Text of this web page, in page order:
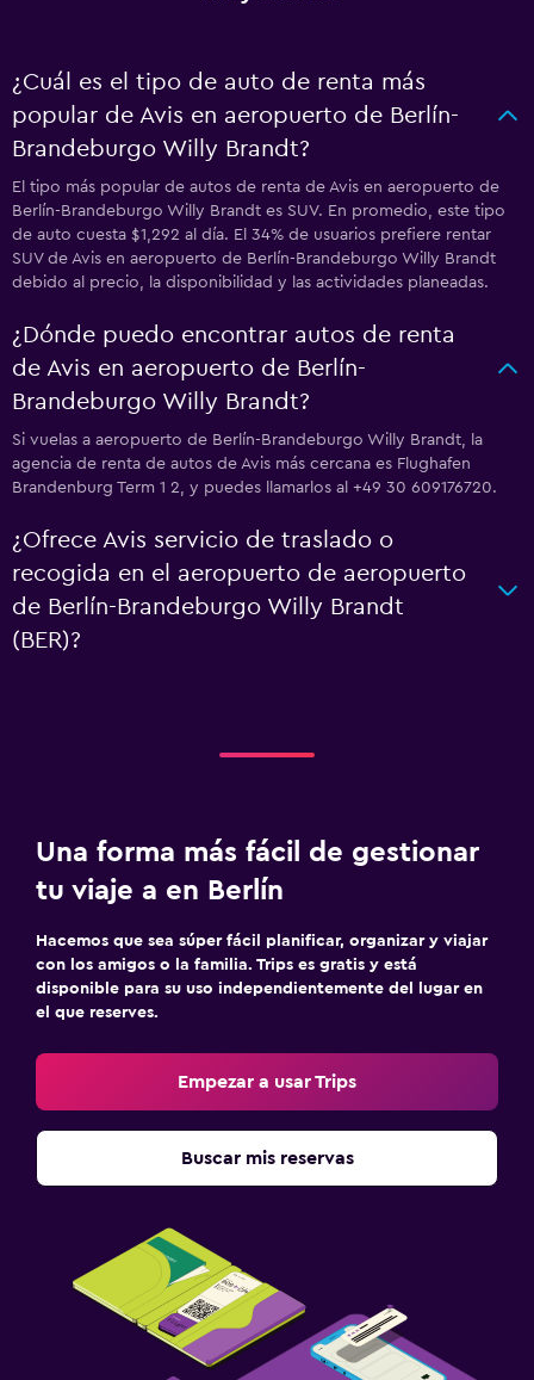
¿Cuál es el tipo de auto de renta más
popular de Avis en aeropuerto de Berlín-
Brandeburgo Willy Brandt?
El tipo más popular de autos de renta de Avis en aeropuerto de
Berlín-Brandeburgo Willy Brandt es SUV. En promedio, este tipo
de auto cuesta $1,292 al día. El 34% de usuarios prefiere rentar
SUV de Avis en aeropuerto de Berlín-Brandeburgo Willy Brandt
debido al precio, la disponibilidad y las actividades planeadas.
¿Dónde puedo encontrar autos de renta
de Avis en aeropuerto de Berlín-
Brandeburgo Willy Brandt?
Si vuelas a aeropuerto de Berlín-Brandeburgo Willy Brandt, la
agencia de renta de autos de Avis más cercana es Flughafen
Brandenburg Term 1 2, y puedes llamarlos al +49 30 609176720.
¿Ofrece Avis servicio de traslado o
recogida en el aeropuerto de aeropuerto
de Berlín-Brandeburgo Willy Brandt
(BER)?
Una forma más fácil de gestionar
tu viaje a en Berlín
Hacemos que sea súper fácil planificar, organizar y viajar
con los amigos o la familia. Trips es gratis y está
disponible para su uso independientemente del lugar en
el que reserves.
Empezar a usar Trips
Buscar mis reservas